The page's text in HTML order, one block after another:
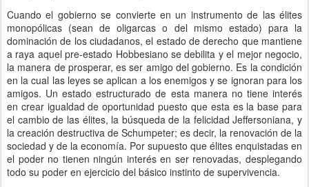
Cuando el gobierno se convierte en un instrumento de las élites
monopólicas (sean de oligarcas o del mismo estado) para la
dominación de los ciudadanos, el estado de derecho que mantiene
a raya aquel pre-estado Hobbesiano se debilita y el mejor negocio,
la manera de prosperar, es ser amigo del gobierno. Es la condición
en la cual las leyes se aplican a los enemigos y se ignoran para los
amigos. Un estado estructurado de esta manera no tiene interés
en crear igualdad de oportunidad puesto que esta es la base para
el cambio de las élites, la búsqueda de la felicidad Jeffersoniana, y
la creación destructiva de Schumpeter; es decir, la renovación de la
sociedad y de la economía. Por supuesto que élites enquistadas en
el poder no tienen ningún interés en ser renovadas, desplegando
todo su poder en ejercicio del básico instinto de supervivencia.